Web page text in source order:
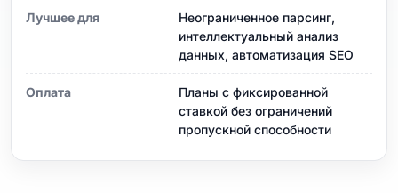
Лучшее для
Неограниченное парсинг,
интеллектуальный анализ
данных, автоматизация SEO
Оплата
Планы с фиксированной
ставкой без ограничений
пропускной способности